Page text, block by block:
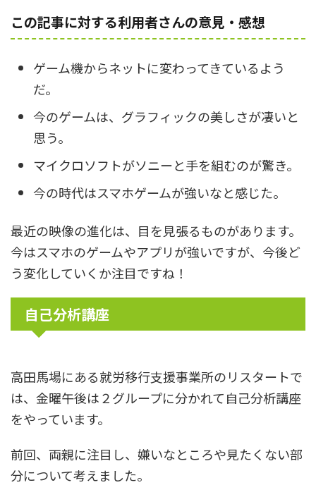
この記事に対する利用者さんの意見・感想
ゲーム機からネットに変わってきているよう
だ。
今のゲームは、グラフィックの美しさが凄いと
思う。
マイクロソフトがソニーと手を組むのが驚き。
今の時代はスマホゲームが強いなと感じた。
最近の映像の進化は、目を見張るものがあります。
今はスマホのゲームやアプリが強いですが、今後ど
う変化していくか注目ですね！
自己分析講座
高田馬場にある就労移行支援事業所のリスタートで
は、金曜午後は２グループに分かれて自己分析講座
をやっています。
前回、両親に注目し、嫌いなところや見たくない部
分について考えました。